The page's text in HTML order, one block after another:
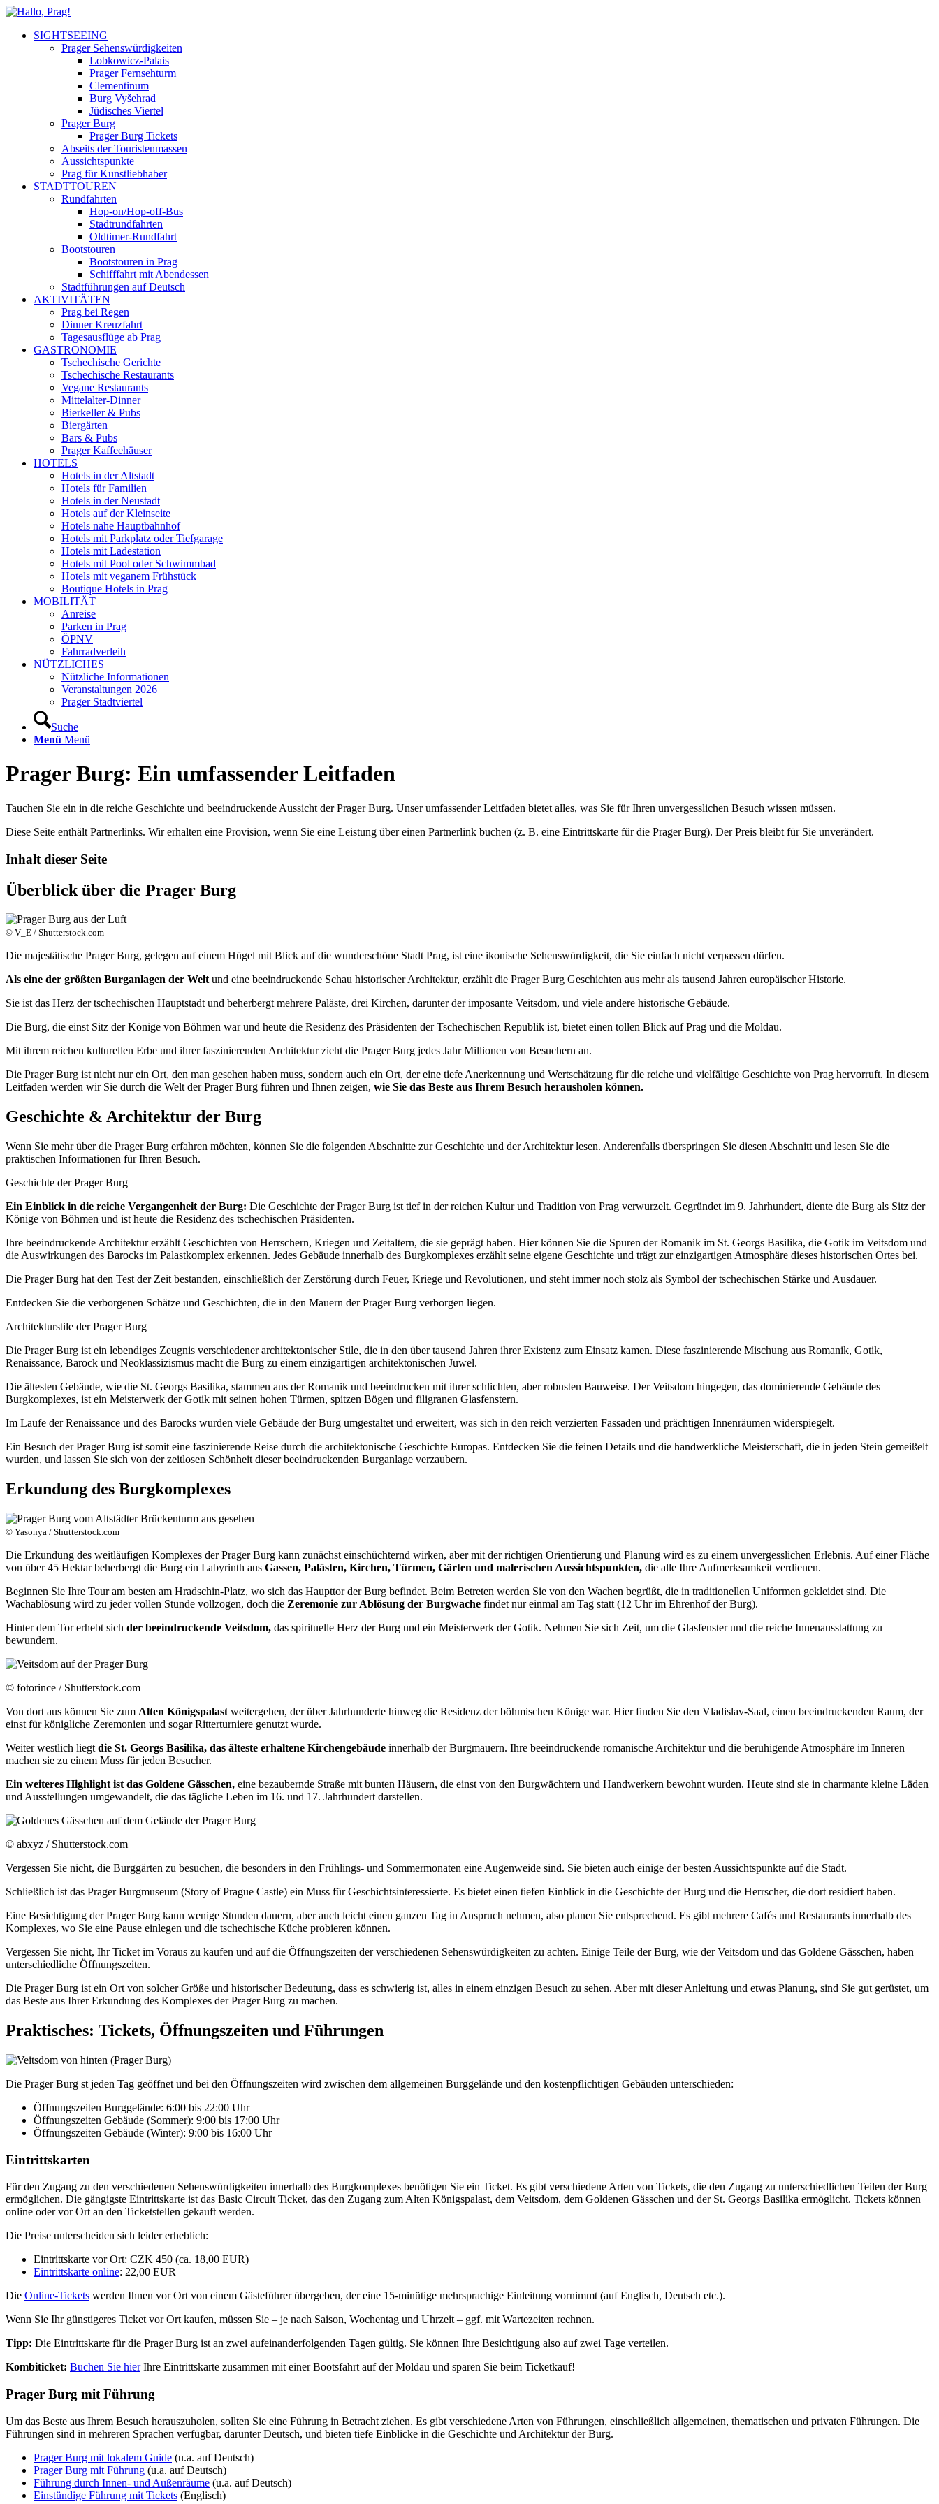
SIGHTSEEING
Prager Sehenswürdigkeiten
Lobkowicz-Palais
Prager Fernsehturm
Clementinum
Burg Vyšehrad
Jüdisches Viertel
Prager Burg
Prager Burg Tickets
Abseits der Touristenmassen
Aussichtspunkte
Prag für Kunstliebhaber
STADTTOUREN
Rundfahrten
Hop-on/Hop-off-Bus
Stadtrundfahrten
Oldtimer-Rundfahrt
Bootstouren
Bootstouren in Prag
Schifffahrt mit Abendessen
Stadtführungen auf Deutsch
AKTIVITÄTEN
Prag bei Regen
Dinner Kreuzfahrt
Tagesausflüge ab Prag
GASTRONOMIE
Tschechische Gerichte
Tschechische Restaurants
Vegane Restaurants
Mittelalter-Dinner
Bierkeller & Pubs
Biergärten
Bars & Pubs
Prager Kaffeehäuser
HOTELS
Hotels in der Altstadt
Hotels für Familien
Hotels in der Neustadt
Hotels auf der Kleinseite
Hotels nahe Hauptbahnhof
Hotels mit Parkplatz oder Tiefgarage
Hotels mit Ladestation
Hotels mit Pool oder Schwimmbad
Hotels mit veganem Frühstück
Boutique Hotels in Prag
MOBILITÄT
Anreise
Parken in Prag
ÖPNV
Fahrradverleih
NÜTZLICHES
Nützliche Informationen
Veranstaltungen 2026
Prager Stadtviertel
Suche
Menü Menü
Prager Burg: Ein umfassender Leitfaden
Tauchen Sie ein in die reiche Geschichte und beeindruckende Aussicht der Prager Burg. Unser umfassender Leitfaden bietet alles, was Sie für Ihren unvergesslichen Besuch wissen müssen.
Diese Seite enthält Partnerlinks. Wir erhalten eine Provision, wenn Sie eine Leistung über einen Partnerlink buchen (z. B. eine Eintrittskarte für die Prager Burg). Der Preis bleibt für Sie unverändert.
Inhalt dieser Seite
Überblick über die Prager Burg
© V_E / Shutterstock.com
Die majestätische Prager Burg, gelegen auf einem Hügel mit Blick auf die wunderschöne Stadt Prag, ist eine ikonische Sehenswürdigkeit, die Sie einfach nicht verpassen dürfen.
Als eine der größten Burganlagen der Weltund eine beeindruckende Schau historischer Architektur, erzählt die Prager Burg Geschichten aus mehr als tausend Jahren europäischer Historie.
Sie ist das Herz der tschechischen Hauptstadt und beherbergt mehrere Paläste, drei Kirchen, darunter der imposante Veitsdom, und viele andere historische Gebäude.
Die Burg, die einst Sitz der Könige von Böhmen war und heute die Residenz des Präsidenten der Tschechischen Republik ist, bietet einen tollen Blick auf Prag und die Moldau.
Mit ihrem reichen kulturellen Erbe und ihrer faszinierenden Architektur zieht die Prager Burg jedes Jahr Millionen von Besuchern an.
Die Prager Burg ist nicht nur ein Ort, den man gesehen haben muss, sondern auch ein Ort, der eine tiefe Anerkennung und Wertschätzung für die reiche und vielfältige Geschichte von Prag hervorruft. In diesem
Leitfaden werden wir Sie durch die Welt der Prager Burg führen und Ihnen zeigen, wie Sie das Beste aus Ihrem Besuch herausholen können.
Geschichte & Architektur der Burg
Wenn Sie mehr über die Prager Burg erfahren möchten, können Sie die folgenden Abschnitte zur Geschichte und der Architektur lesen. Anderenfalls überspringen Sie diesen Abschnitt und lesen Sie die
praktischen Informationen für Ihren Besuch.
Geschichte der Prager Burg
Ein Einblick in die reiche Vergangenheit der Burg: Die Geschichte der Prager Burg ist tief in der reichen Kultur und Tradition von Prag verwurzelt. Gegründet im 9. Jahrhundert, diente die Burg als Sitz der
Könige von Böhmen und ist heute die Residenz des tschechischen Präsidenten.
Ihre beeindruckende Architektur erzählt Geschichten von Herrschern, Kriegen und Zeitaltern, die sie geprägt haben. Hier können Sie die Spuren der Romanik im St. Georgs Basilika, die Gotik im Veitsdom und
die Auswirkungen des Barocks im Palastkomplex erkennen. Jedes Gebäude innerhalb des Burgkomplexes erzählt seine eigene Geschichte und trägt zur einzigartigen Atmosphäre dieses historischen Ortes bei.
Die Prager Burg hat den Test der Zeit bestanden, einschließlich der Zerstörung durch Feuer, Kriege und Revolutionen, und steht immer noch stolz als Symbol der tschechischen Stärke und Ausdauer.
Entdecken Sie die verborgenen Schätze und Geschichten, die in den Mauern der Prager Burg verborgen liegen.
Architekturstile der Prager Burg
Die Prager Burg ist ein lebendiges Zeugnis verschiedener architektonischer Stile, die in den über tausend Jahren ihrer Existenz zum Einsatz kamen. Diese faszinierende Mischung aus Romanik, Gotik,
Renaissance, Barock und Neoklassizismus macht die Burg zu einem einzigartigen architektonischen Juwel.
Die ältesten Gebäude, wie die St. Georgs Basilika, stammen aus der Romanik und beeindrucken mit ihrer schlichten, aber robusten Bauweise. Der Veitsdom hingegen, das dominierende Gebäude des
Burgkomplexes, ist ein Meisterwerk der Gotik mit seinen hohen Türmen, spitzen Bögen und filigranen Glasfenstern.
Im Laufe der Renaissance und des Barocks wurden viele Gebäude der Burg umgestaltet und erweitert, was sich in den reich verzierten Fassaden und prächtigen Innenräumen widerspiegelt.
Ein Besuch der Prager Burg ist somit eine faszinierende Reise durch die architektonische Geschichte Europas. Entdecken Sie die feinen Details und die handwerkliche Meisterschaft, die in jeden Stein gemeißelt
wurden, und lassen Sie sich von der zeitlosen Schönheit dieser beeindruckenden Burganlage verzaubern.
Erkundung des Burgkomplexes
© Yasonya / Shutterstock.com
Die Erkundung des weitläufigen Komplexes der Prager Burg kann zunächst einschüchternd wirken, aber mit der richtigen Orientierung und Planung wird es zu einem unvergesslichen Erlebnis. Auf einer Fläche
von über 45 Hektar beherbergt die Burg ein Labyrinth aus Gassen, Palästen, Kirchen, Türmen, Gärten und malerischen Aussichtspunkten, die alle Ihre Aufmerksamkeit verdienen.
Beginnen Sie Ihre Tour am besten am Hradschin-Platz, wo sich das Haupttor der Burg befindet. Beim Betreten werden Sie von den Wachen begrüßt, die in traditionellen Uniformen gekleidet sind. Die
Wachablösung wird zu jeder vollen Stunde vollzogen, doch die Zeremonie zur Ablösung der Burgwache findet nur einmal am Tag statt (12 Uhr im Ehrenhof der Burg).
Hinter dem Tor erhebt sich der beeindruckende Veitsdom, das spirituelle Herz der Burg und ein Meisterwerk der Gotik. Nehmen Sie sich Zeit, um die Glasfenster und die reiche Innenausstattung zu
bewundern.
© fotorince / Shutterstock.com
Von dort aus können Sie zum Alten Königspalast weitergehen, der über Jahrhunderte hinweg die Residenz der böhmischen Könige war. Hier finden Sie den Vladislav-Saal, einen beeindruckenden Raum, der
einst für königliche Zeremonien und sogar Ritterturniere genutzt wurde.
Weiter westlich liegt die St. Georgs Basilika, das älteste erhaltene Kirchengebäude innerhalb der Burgmauern. Ihre beeindruckende romanische Architektur und die beruhigende Atmosphäre im Inneren
machen sie zu einem Muss für jeden Besucher.
Ein weiteres Highlight ist das Goldene Gässchen, eine bezaubernde Straße mit bunten Häusern, die einst von den Burgwächtern und Handwerkern bewohnt wurden. Heute sind sie in charmante kleine Läden
und Ausstellungen umgewandelt, die das tägliche Leben im 16. und 17. Jahrhundert darstellen.
© abxyz / Shutterstock.com
Vergessen Sie nicht, die Burggärten zu besuchen, die besonders in den Frühlings- und Sommermonaten eine Augenweide sind. Sie bieten auch einige der besten Aussichtspunkte auf die Stadt.
Schließlich ist das Prager Burgmuseum (Story of Prague Castle) ein Muss für Geschichtsinteressierte. Es bietet einen tiefen Einblick in die Geschichte der Burg und die Herrscher, die dort residiert haben.
Eine Besichtigung der Prager Burg kann wenige Stunden dauern, aber auch leicht einen ganzen Tag in Anspruch nehmen, also planen Sie entsprechend. Es gibt mehrere Cafés und Restaurants innerhalb des
Komplexes, wo Sie eine Pause einlegen und die tschechische Küche probieren können.
Vergessen Sie nicht, Ihr Ticket im Voraus zu kaufen und auf die Öffnungszeiten der verschiedenen Sehenswürdigkeiten zu achten. Einige Teile der Burg, wie der Veitsdom und das Goldene Gässchen, haben
unterschiedliche Öffnungszeiten.
Die Prager Burg ist ein Ort von solcher Größe und historischer Bedeutung, dass es schwierig ist, alles in einem einzigen Besuch zu sehen. Aber mit dieser Anleitung und etwas Planung, sind Sie gut gerüstet, um
das Beste aus Ihrer Erkundung des Komplexes der Prager Burg zu machen.
Praktisches: Tickets, Öffnungszeiten und Führungen
Die Prager Burg st jeden Tag geöffnet und bei den Öffnungszeiten wird zwischen dem allgemeinen Burggelände und den kostenpflichtigen Gebäuden unterschieden:
Öffnungszeiten Burggelände: 6:00 bis 22:00 Uhr
Öffnungszeiten Gebäude (Sommer): 9:00 bis 17:00 Uhr
Öffnungszeiten Gebäude (Winter): 9:00 bis 16:00 Uhr
Eintrittskarten
Für den Zugang zu den verschiedenen Sehenswürdigkeiten innerhalb des Burgkomplexes benötigen Sie ein Ticket. Es gibt verschiedene Arten von Tickets, die den Zugang zu unterschiedlichen Teilen der Burg
ermöglichen. Die gängigste Eintrittskarte ist das Basic Circuit Ticket, das den Zugang zum Alten Königspalast, dem Veitsdom, dem Goldenen Gässchen und der St. Georgs Basilika ermöglicht. Tickets können
online oder vor Ort an den Ticketstellen gekauft werden.
Die Preise unterscheiden sich leider erheblich:
Eintrittskarte vor Ort: CZK 450 (ca. 18,00 EUR)
Eintrittskarte online: 22,00 EUR
Die Online-Tickets werden Ihnen vor Ort von einem Gästeführer übergeben, der eine 15-minütige mehrsprachige Einleitung vornimmt (auf Englisch, Deutsch etc.).
Wenn Sie Ihr günstigeres Ticket vor Ort kaufen, müssen Sie – je nach Saison, Wochentag und Uhrzeit – ggf. mit Wartezeiten rechnen.
Tipp: Die Eintrittskarte für die Prager Burg ist an zwei aufeinanderfolgenden Tagen gültig. Sie können Ihre Besichtigung also auf zwei Tage verteilen.
Kombiticket: Buchen Sie hierIhre Eintrittskarte zusammen mit einer Bootsfahrt auf der Moldau und sparen Sie beim Ticketkauf!
Prager Burg mit Führung
Um das Beste aus Ihrem Besuch herauszuholen, sollten Sie eine Führung in Betracht ziehen. Es gibt verschiedene Arten von Führungen, einschließlich allgemeinen, thematischen und privaten Führungen. Die
Führungen sind in mehreren Sprachen verfügbar, darunter Deutsch, und bieten tiefe Einblicke in die Geschichte und Architektur der Burg.
Prager Burg mit lokalem Guide (u.a. auf Deutsch)
Prager Burg mit Führung (u.a. auf Deutsch)
Führung durch Innen- und Außenräume (u.a. auf Deutsch)
Einstündige Führung mit Tickets (Englisch)